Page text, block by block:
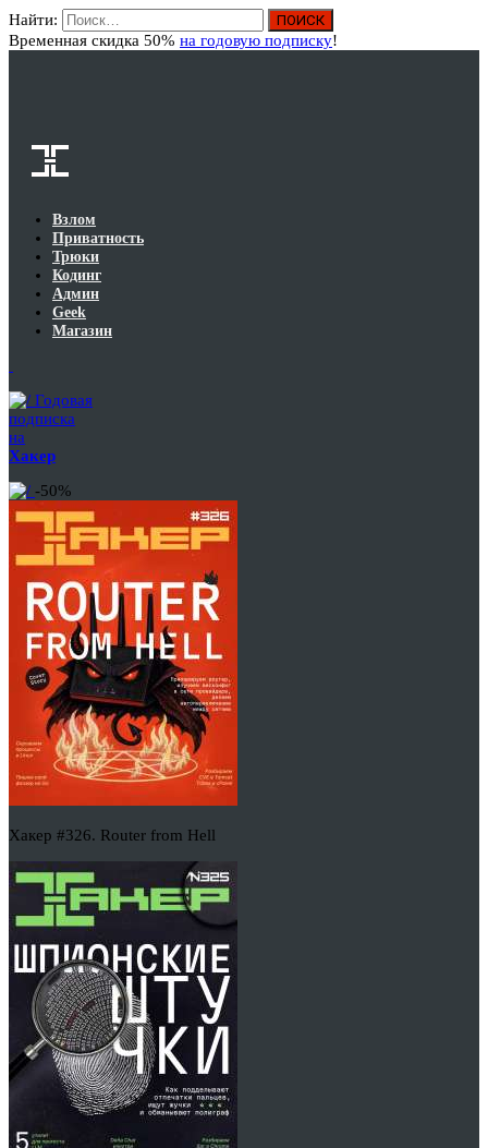
Найти:
Временная скидка 50% на годовую подписку!
Взлом
Приватность
Трюки
Кодинг
Админ
Geek
Магазин
Годовая
подписка
на
Хакер
-50%
Хакер #326. Router from Hell